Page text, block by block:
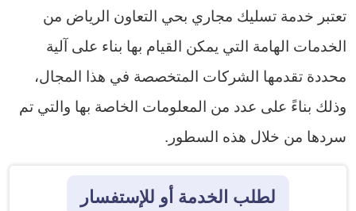
تعتبر خدمة تسليك مجاري بحي التعاون الرياض من
الخدمات الهامة التي يمكن القيام بها بناء على آلية
محددة تقدمها الشركات المتخصصة في هذا المجال،
وذلك بناءً على عدد من المعلومات الخاصة بها والتي تم
سردها من خلال هذه السطور.
لطلب الخدمة أو للإستفسار